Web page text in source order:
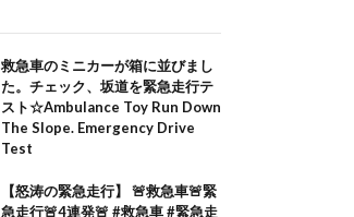
救急車のミニカーが箱に並びまし
た。チェック、坂道を緊急走行テ
スト☆Ambulance Toy Run Down
The Slope. Emergency Drive
Test
【怒涛の緊急走行】 🚨救急車🚨緊
急走行🚨4連発🚨 #救急車 #緊急走